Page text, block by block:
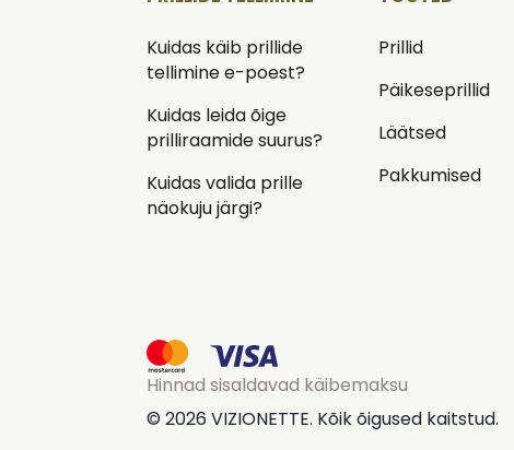
Kuidas käib prillide
tellimine e-poest?
Kuidas leida õige
prilliraamide suurus?
Kuidas valida prille
näokuju järgi?
Prillid
Päikeseprillid
Läätsed
Pakkumised
Hinnad sisaldavad käibemaksu
© 2026 VIZIONETTE. Kõik õigused kaitstud.